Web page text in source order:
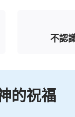
天國的福音
不認
的祝福